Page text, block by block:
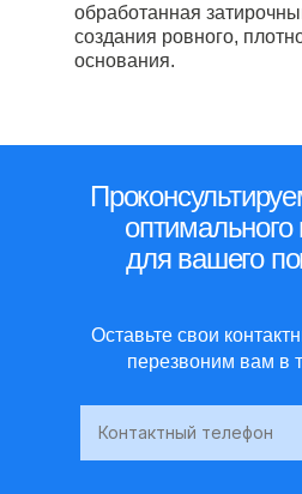
обработанная
создания ровного,
основания.
оптимального
для вашего
Оставьте свои
перезвоним вам в